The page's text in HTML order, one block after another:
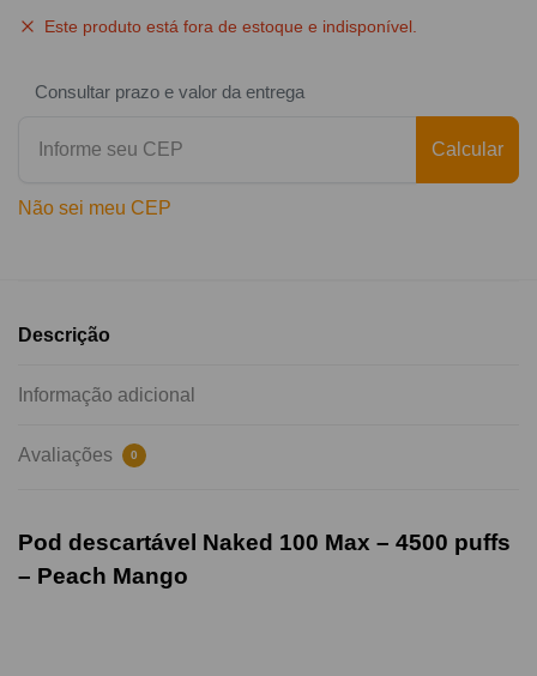
Este produto está fora de estoque e indisponível.
Consultar prazo e valor da entrega
Calcular
Não sei meu CEP
Descrição
Informação adicional
Avaliações 0
Pod descartável Naked 100 Max – 4500 puffs
– Peach Mango